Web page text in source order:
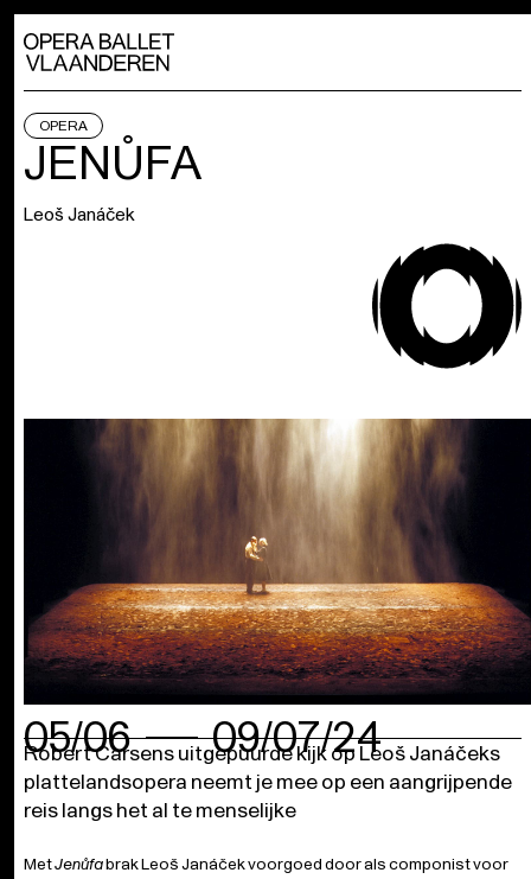
OPERA
JENŮFA
Leoš Janáček
05/06 09/07/24
Robert Carsens uitgepuurde kijk op Leoš Janáčeks
plattelandsopera neemt je mee op een aangrijpende
reis langs het al te menselijke
MetJenůfabrak Leoš Janáček voorgoed door als componist voor